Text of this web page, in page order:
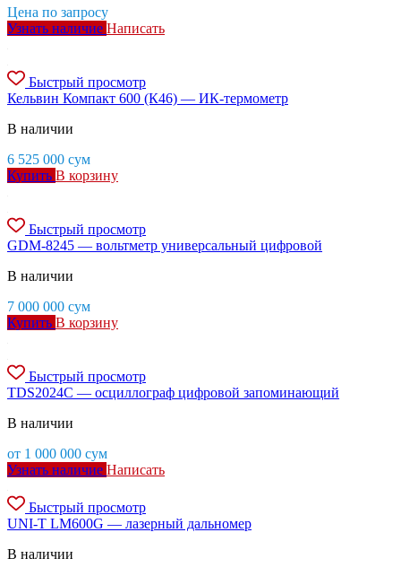
Цена по запросу
Узнать наличие Написать
Быстрый просмотр
Кельвин Компакт 600 (К46) — ИК-термометр
В наличии
6 525 000 сум
Купить В корзину
Быстрый просмотр
GDM-8245 — вольтметр универсальный цифровой
В наличии
7 000 000 сум
Купить В корзину
Быстрый просмотр
TDS2024C — осциллограф цифровой запоминающий
В наличии
от 1 000 000 сум
Узнать наличие Написать
Быстрый просмотр
UNI-T LM600G — лазерный дальномер
В наличии